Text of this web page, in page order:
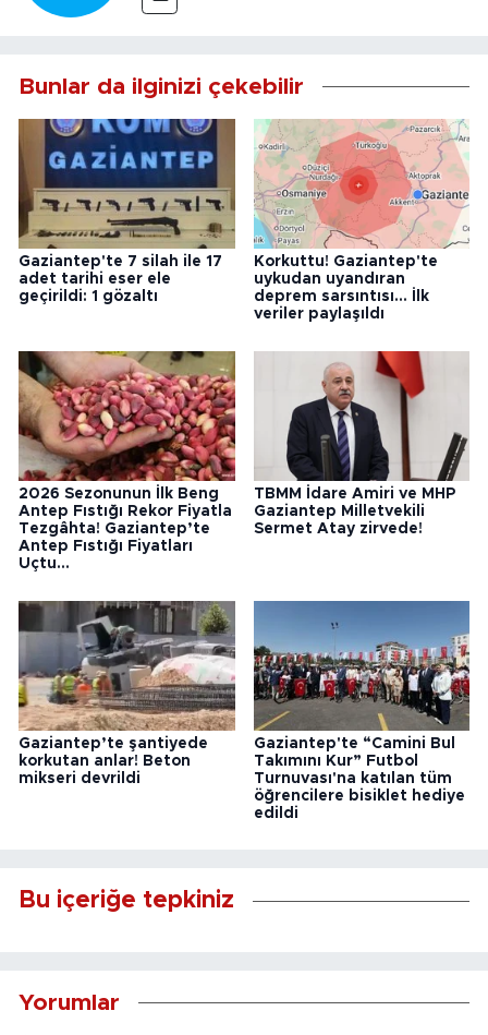
Bunlar da ilginizi çekebilir
Gaziantep'te 7 silah ile 17
adet tarihi eser ele
geçirildi: 1 gözaltı
Korkuttu! Gaziantep'te
uykudan uyandıran
deprem sarsıntısı... İlk
veriler paylaşıldı
2026 Sezonunun İlk Beng
Antep Fıstığı Rekor Fiyatla
Tezgâhta! Gaziantep’te
Antep Fıstığı Fiyatları
Uçtu...
TBMM İdare Amiri ve MHP
Gaziantep Milletvekili
Sermet Atay zirvede!
Gaziantep’te şantiyede
korkutan anlar! Beton
mikseri devrildi
Gaziantep'te “Camini Bul
Takımını Kur” Futbol
Turnuvası'na katılan tüm
öğrencilere bisiklet hediye
edildi
Bu içeriğe tepkiniz
Yorumlar